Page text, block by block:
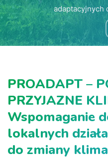
adaptacyjnych
PROADAPT –
PRZYJAZNE
Wspomaganie
lokalnych
do zmiany